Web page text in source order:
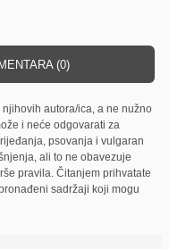
(0)
autora/ica, a ne nužno
i neće odgovarati za
psovanja i vulgaran
ali to ne obavezuje
pravila. Čitanjem prihvatate
sadržaji koji mogu